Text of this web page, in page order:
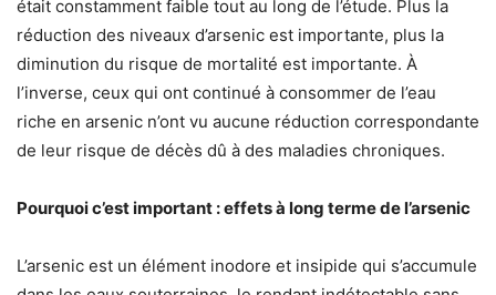
était constamment faible tout au long de l’étude. Plus la
réduction des niveaux d’arsenic est importante, plus la
diminution du risque de mortalité est importante. À
l’inverse, ceux qui ont continué à consommer de l’eau
riche en arsenic n’ont vu aucune réduction correspondante
de leur risque de décès dû à des maladies chroniques.
Pourquoi c’est important : effets à long terme de l’arsenic
L’arsenic est un élément inodore et insipide qui s’accumule